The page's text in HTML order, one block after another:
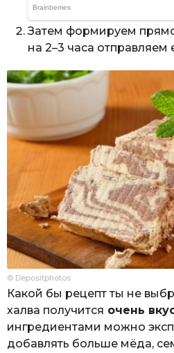
Затем формируем
на 2–3 часа отправляем
© Depositphotos
Какой бы рецепт ты не
халва получится очень
ингредиентами можно
добавлять больше мёда,